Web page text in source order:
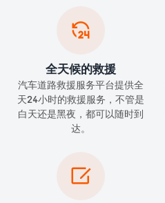

全天候的救援
汽车道路救援服务平台提供全
天24小时的救援服务，不管是
白天还是黑夜，都可以随时到
达。
